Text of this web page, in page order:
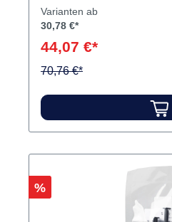
Applikation. Opakes,
Etch LV Spritze20
Varianten ab
30,78 €*
44,07 €*
70,76 €*
Rabatt
%